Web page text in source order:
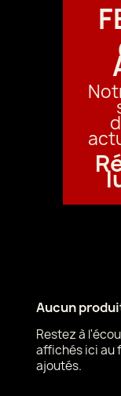
Aucun
Restez à
affichés ici au
ajoutés.